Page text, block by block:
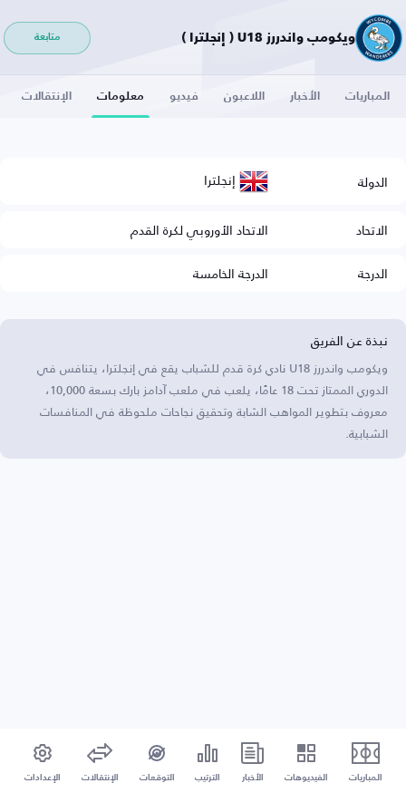
ويكومب واندررز U18 ( إنجلترا ) متابعة
المباريات الأخبار اللاعبون فيديو معلومات الإنتقالات
الدولة إنجلترا
الاتحاد
الاتحاد الأوروبي لكرة القدم
الدرجة
الدرجة الخامسة
نبذة عن الفريق
ويكومب واندررز U18 نادي كرة قدم للشباب يقع في إنجلترا، يتنافس في
الدوري الممتاز تحت 18 عامًا، يلعب في ملعب آدامز بارك بسعة 10,000،
معروف بتطوير المواهب الشابة وتحقيق نجاحات ملحوظة في المنافسات
الشبابية.
المباريات الفيديوهات الأخبار الترتيب التوقعات الإنتقالات الإعدادات